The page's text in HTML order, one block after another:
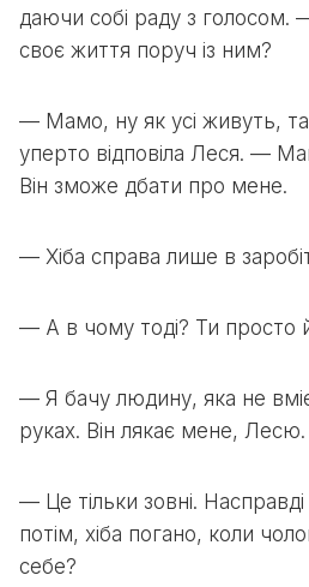
даючи собі раду з голосом.
своє життя поруч із ним?
— Мамо, ну як усі живуть,
уперто відповіла Леся. —
Він зможе дбати про мене.
— Хіба справа лише в
— А в чому тоді? Ти просто
— Я бачу людину, яка не
руках. Він лякає мене, Лесю.
— Це тільки зовні. Насправді
потім, хіба погано, коли
себе?